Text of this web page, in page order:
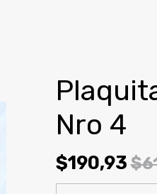
Nro 4
$190,93